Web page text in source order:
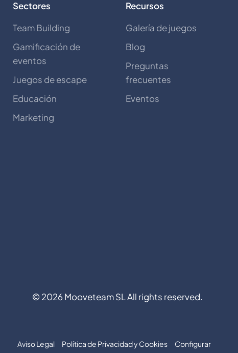
Sectores
Team Building
Gamificación de
eventos
Juegos de escape
Educación
Marketing
Recursos
Galería de juegos
Blog
Preguntas
frecuentes
Eventos
© 2026Mooveteam SL All rights reserved.
Aviso Legal Política de Privacidad y Cookies Configurar